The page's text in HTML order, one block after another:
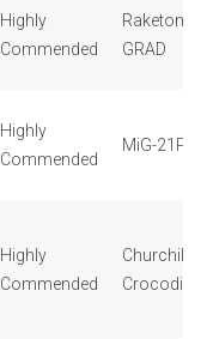
Highly
Commended
Raketomet
GRAD
Highly
Commended
MiG-
Highly
Commended
Churchill
Crocodille